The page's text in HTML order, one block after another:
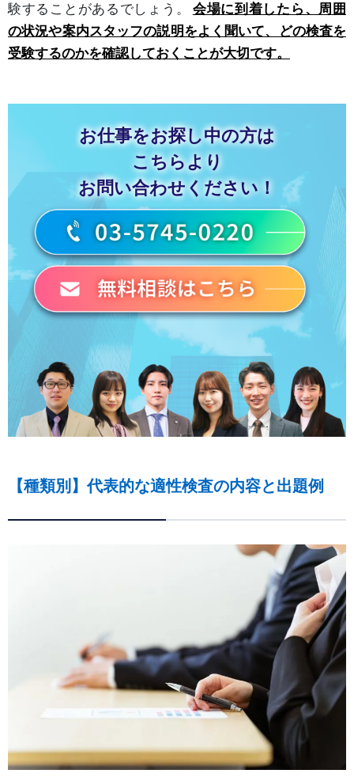
験することがあるでしょう。
会場に到着したら、周囲
の状況や案内スタッフの説明をよく聞いて、どの検査を
受験するのかを確認しておくことが大切です。
お仕事をお探し中の方は
こちらより
お問い合わせください！
【種類別】代表的な適性検査の内容と出題例